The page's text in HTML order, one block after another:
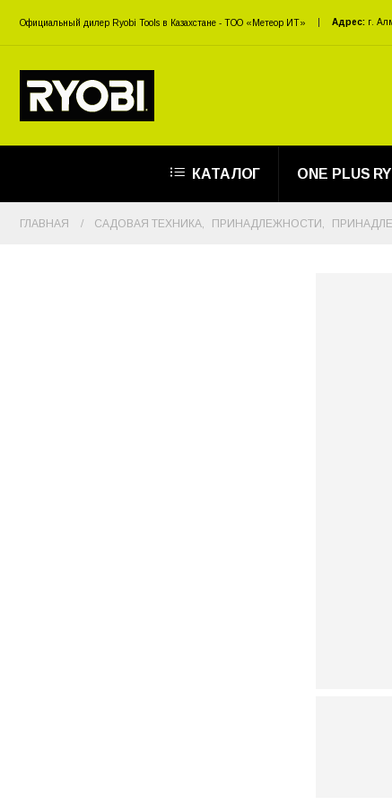
Официальный дилер Ryobi Tools в Казахстане - ТОО «Метеор ИТ» Адрес: г.
КАТАЛОГ ONE PLUS
ГЛАВНАЯ САДОВАЯ ТЕХНИКА, ПРИНАДЛЕЖНОСТИ ,